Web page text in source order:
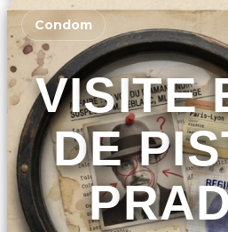
Condom
VISITE
DE